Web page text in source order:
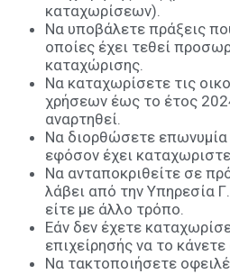
καταχωρίσεων).
Να υποβάλετε πράξεις
οποίες έχει τεθεί
καταχώρισης.
Να καταχωρίσετε τις
χρήσεων έως το έτος
αναρτηθεί.
Να διορθώσετε επωνυμία
εφόσον έχει
Να ανταποκριθείτε σε
λάβει από την Υπηρεσία
είτε με άλλο τρόπο.
Εάν δεν έχετε
επιχείρησής να το
Να τακτοποιήσετε